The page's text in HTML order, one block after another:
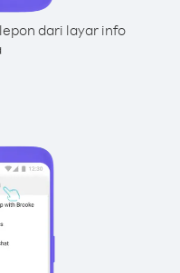
dari layar info